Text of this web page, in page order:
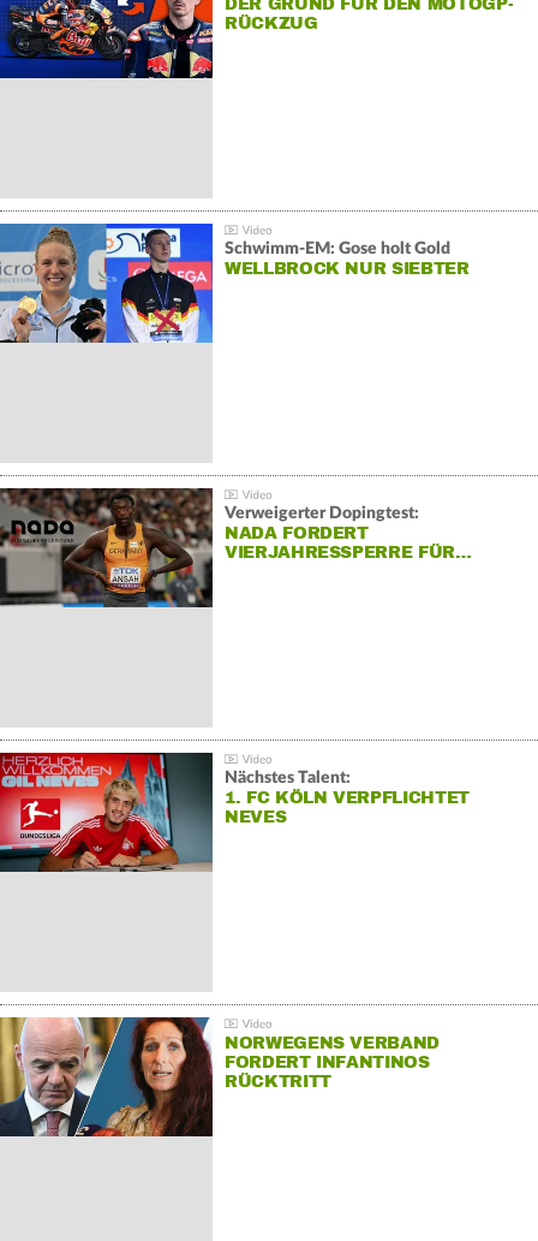
DER GRUND FÜR DEN MOTOGP-
RÜCKZUG
Schwimm-EM: Gose holt Gold
WELLBROCK NUR SIEBTER
Verweigerter Dopingtest:
NADA FORDERT
VIERJAHRESSPERRE FÜR…
Nächstes Talent:
1. FC KÖLN VERPFLICHTET
NEVES
NORWEGENS VERBAND
FORDERT INFANTINOS
RÜCKTRITT